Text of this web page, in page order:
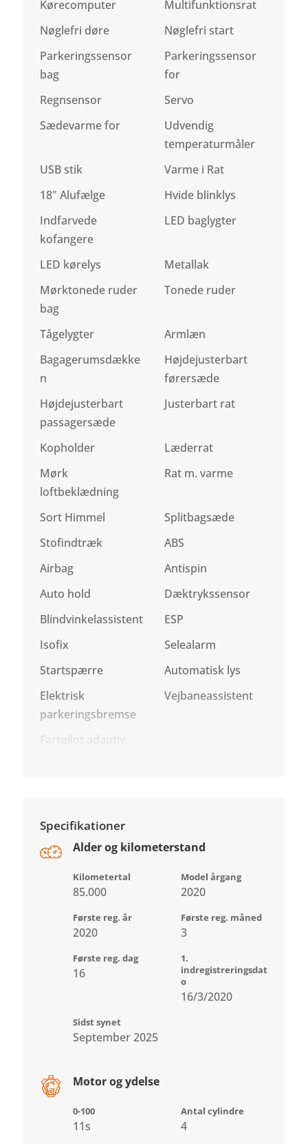
Kørecomputer
Multifunktionsrat
Nøglefri døre
Nøglefri start
Parkeringssensor
bag
Parkeringssensor
for
Regnsensor
Servo
Sædevarme for
Udvendig
temperaturmåler
USB stik
Varme i Rat
18" Alufælge
Hvide blinklys
Indfarvede
kofangere
LED baglygter
LED kørelys
Metallak
Mørktonede ruder
bag
Tonede ruder
Tågelygter
Armlæn
Bagagerumsdække
n
Højdejusterbart
førersæde
Højdejusterbart
passagersæde
Justerbart rat
Kopholder
Læderrat
Mørk
loftbeklædning
Rat m. varme
Sort Himmel
Splitbagsæde
Stofindtræk
ABS
Airbag
Antispin
Auto hold
Dæktrykssensor
Blindvinkelassistent
ESP
Isofix
Selealarm
Startspærre
Automatisk lys
Elektrisk
parkeringsbremse
Vejbaneassistent
Fartpilot adaptiv
Specifikationer
Alder og kilometerstand
Kilometertal
85.000
Model årgang
2020
Første reg. år
2020
Første reg. måned
3
Første reg. dag
16
1.
indregistreringsdat
o
16/3/2020
Sidst synet
September 2025
Motor og ydelse
0-100
11s
Antal cylindre
4